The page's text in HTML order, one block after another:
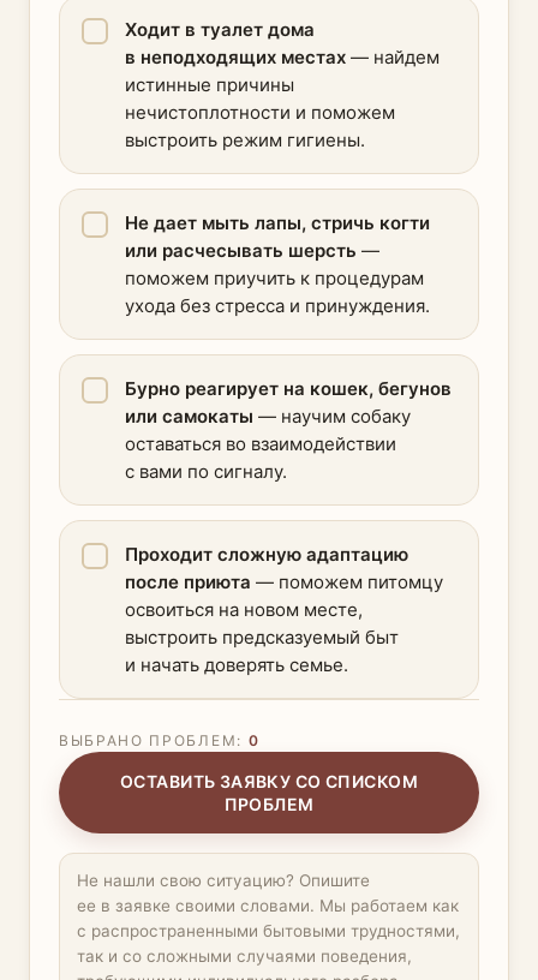
Ходит в туалет дома
в неподходящих местах — найдем
истинные причины
нечистоплотности и поможем
выстроить режим гигиены.
Не дает мыть лапы, стричь когти
или расчесывать шерсть —
поможем приучить к процедурам
ухода без стресса и принуждения.
Бурно реагирует на кошек, бегунов
или самокаты — научим собаку
оставаться во взаимодействии
с вами по сигналу.
Проходит сложную адаптацию
после приюта — поможем питомцу
освоиться на новом месте,
выстроить предсказуемый быт
и начать доверять семье.
ВЫБРАНО ПРОБЛЕМ: 0
ОСТАВИТЬ ЗАЯВКУ СО СПИСКОМ
ПРОБЛЕМ
Не нашли свою ситуацию? Опишите
ее в заявке своими словами. Мы работаем как
с распространенными бытовыми трудностями,
так и со сложными случаями поведения,